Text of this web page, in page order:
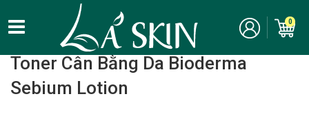
0
Home Chăm Sóc Da Mặt - Skincare/ Toner
Toner Cân Bằng Da Bioderma
Sebium Lotion